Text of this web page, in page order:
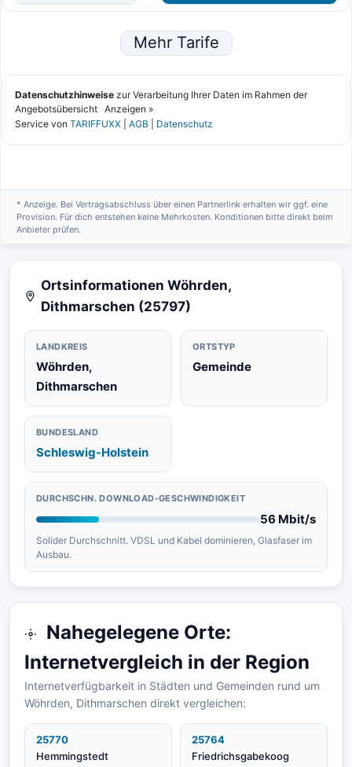
* Anzeige. Bei Vertragsabschluss über einen Partnerlink erhalten wir ggf. eine
Provision. Für dich entstehen keine Mehrkosten. Konditionen bitte direkt beim
Anbieter prüfen.
Ortsinformationen Wöhrden,
Dithmarschen (25797)
LANDKREIS
Wöhrden,
Dithmarschen
ORTSTYP
Gemeinde
BUNDESLAND
Schleswig-Holstein
DURCHSCHN. DOWNLOAD-GESCHWINDIGKEIT
56 Mbit/s
Solider Durchschnitt. VDSL und Kabel dominieren, Glasfaser im
Ausbau.
Nahegelegene Orte:
Internetvergleich in der Region
Internetverfügbarkeit in Städten und Gemeinden rund um
Wöhrden, Dithmarschen direkt vergleichen:
25770
Hemmingstedt
25764
Friedrichsgabekoog